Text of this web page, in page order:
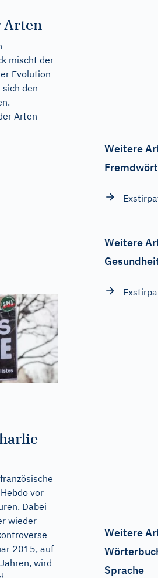
Arten
mischt der
Evolution
sich den
Arten
vor
Dabei
wieder
2015, auf
wird
Weitere
Weitere
Weitere
Sprache